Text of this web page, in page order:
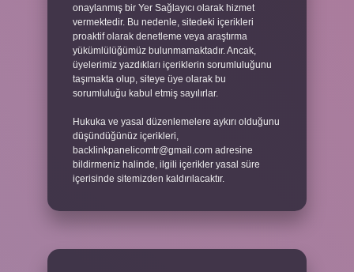
onaylanmış bir Yer Sağlayıcı olarak hizmet
vermektedir. Bu nedenle, sitedeki içerikleri
proaktif olarak denetleme veya araştırma
yükümlülüğümüz bulunmamaktadır. Ancak,
üyelerimiz yazdıkları içeriklerin sorumluluğunu
taşımakta olup, siteye üye olarak bu
sorumluluğu kabul etmiş sayılırlar.
Hukuka ve yasal düzenlemelere aykırı olduğunu
düşündüğünüz içerikleri,
backlinkpanelicomtr@gmail.com adresine
bildirmeniz halinde, ilgili içerikler yasal süre
içerisinde sitemizden kaldırılacaktır.